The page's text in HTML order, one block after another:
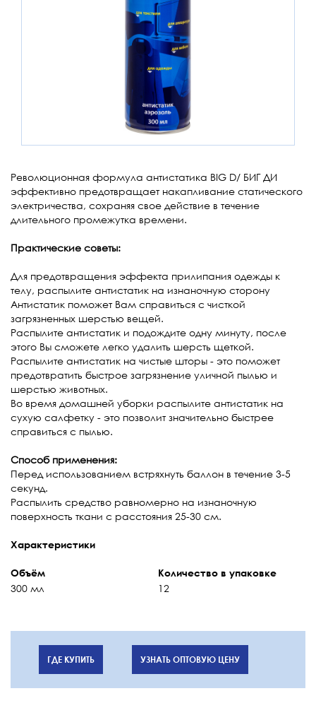
Революционная формула антистатика BIG D/ БИГ ДИ
эффективно предотвращает накапливание статического
электричества, сохраняя свое действие в течение
длительного промежутка времени.
Практические советы:
Для предотвращения эффекта прилипания одежды к
телу, распылите антистатик на изнаночную сторону
Антистатик поможет Вам справиться с чисткой
загрязненных шерстью вещей.
Распылите антистатик и подождите одну минуту, после
этого Вы сможете легко удалить шерсть щеткой.
Распылите антистатик на чистые шторы - это поможет
предотвратить быстрое загрязнение уличной пылью и
шерстью животных.
Во время домашней уборки распылите антистатик на
сухую салфетку - это позволит значительно быстрее
справиться с пылью.
Способ применения:
Перед использованием встряхнуть баллон в течение 3-5
секунд.
Распылить средство равномерно на изнаночную
поверхность ткани с расстояния 25-30 см.
Характеристики
Объём
300 мл
Количество в упаковке
12
ГДЕ КУПИТЬ УЗНАТЬ ОПТОВУЮ ЦЕНУ